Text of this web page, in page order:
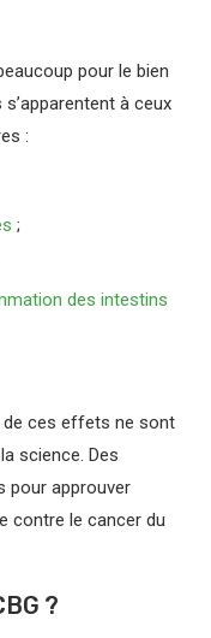
pour le bien
à ceux
:
;
des intestins
de ces effets ne sont
science. Des
pour approuver
contre le cancer du
?